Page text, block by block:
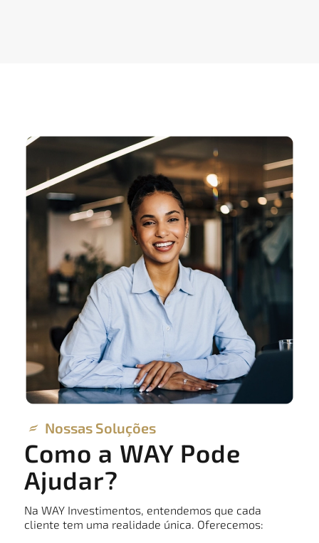
Nossas Soluções
Como a WAY Pode
Ajudar?
Na WAY Investimentos, entendemos que cada
cliente tem uma realidade única. Oferecemos: